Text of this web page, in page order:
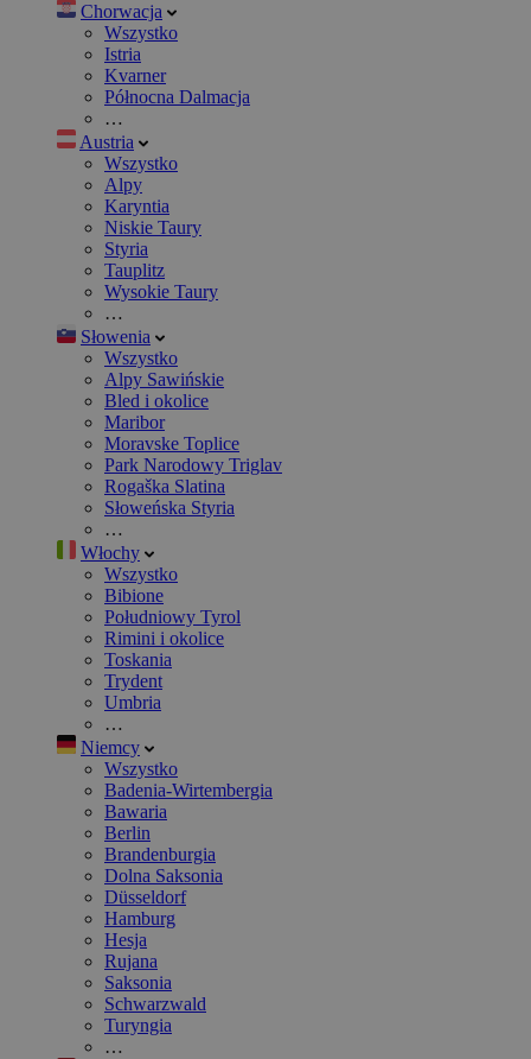
Chorwacja
Wszystko
Istria
Kvarner
Północna Dalmacja
…
Austria
Wszystko
Alpy
Karyntia
Niskie Taury
Styria
Tauplitz
Wysokie Taury
…
Słowenia
Wszystko
Alpy Sawińskie
Bled i okolice
Maribor
Moravske Toplice
Park Narodowy Triglav
Rogaška Slatina
Słoweńska Styria
…
Włochy
Wszystko
Bibione
Południowy Tyrol
Rimini i okolice
Toskania
Trydent
Umbria
…
Niemcy
Wszystko
Badenia-Wirtembergia
Bawaria
Berlin
Brandenburgia
Dolna Saksonia
Düsseldorf
Hamburg
Hesja
Rujana
Saksonia
Schwarzwald
Turyngia
…